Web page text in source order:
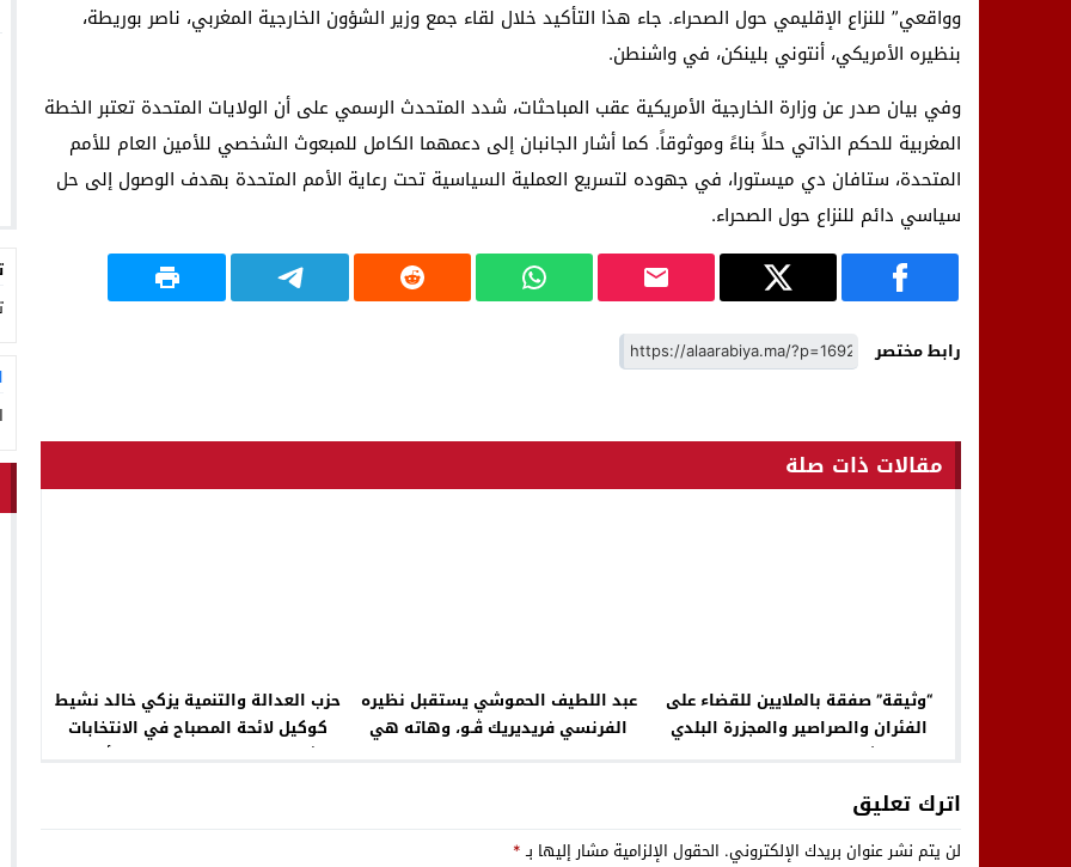
وواقعي” للنزاع الإقليمي حول الصحراء. جاء هذا التأكيد خلال لقاء جمع وزير الشؤون الخارجية المغربي، ناصر بوريطة،
بنظيره الأمريكي، أنتوني بلينكن، في واشنطن.
وفي بيان صدر عن وزارة الخارجية الأمريكية عقب المباحثات، شدد المتحدث الرسمي على أن الولايات المتحدة تعتبر الخطة
المغربية للحكم الذاتي حلاً بناءً وموثوقاً. كما أشار الجانبان إلى دعمهما الكامل للمبعوث الشخصي للأمين العام للأمم
المتحدة، ستافان دي ميستورا، في جهوده لتسريع العملية السياسية تحت رعاية الأمم المتحدة بهدف الوصول إلى حل
سياسي دائم للنزاع حول الصحراء.
رابط مختصر
مقالات ذات صلة
“وثيقة” صفقة بالملايين للقضاء على
الفئران والصراصير والمجزرة البلدي
تعيش وضع مزري بالخميسات
عبد اللطيف الحموشي يستقبل نظيره
الفرنسي فريديريك ڤـو، وهاته هي
حزب العدالة والتنمية يزكي خالد نشيط
كوكيل لائحة المصباح في الانتخابات
التشريعية عن دائرة الخميسات أولماس
اترك تعليق
لن يتم نشر عنوان بريدك الإلكتروني. الحقول الإلزامية مشار إليها بـ*